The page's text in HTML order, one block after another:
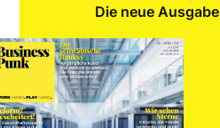
Die neue Ausgabe